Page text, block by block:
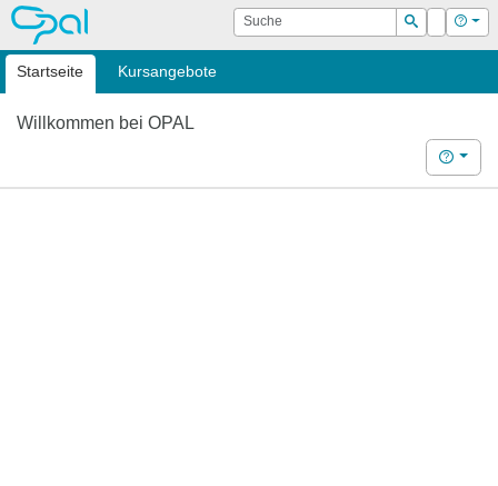
OPAL Suche
Suchen
Login Hilfe
Startseite Kursangebote
Willkommen bei OPAL
Hilfe